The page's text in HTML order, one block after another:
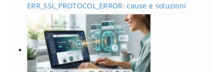
ERR_SSL_PROTOCOL_ERROR: cause e soluzioni